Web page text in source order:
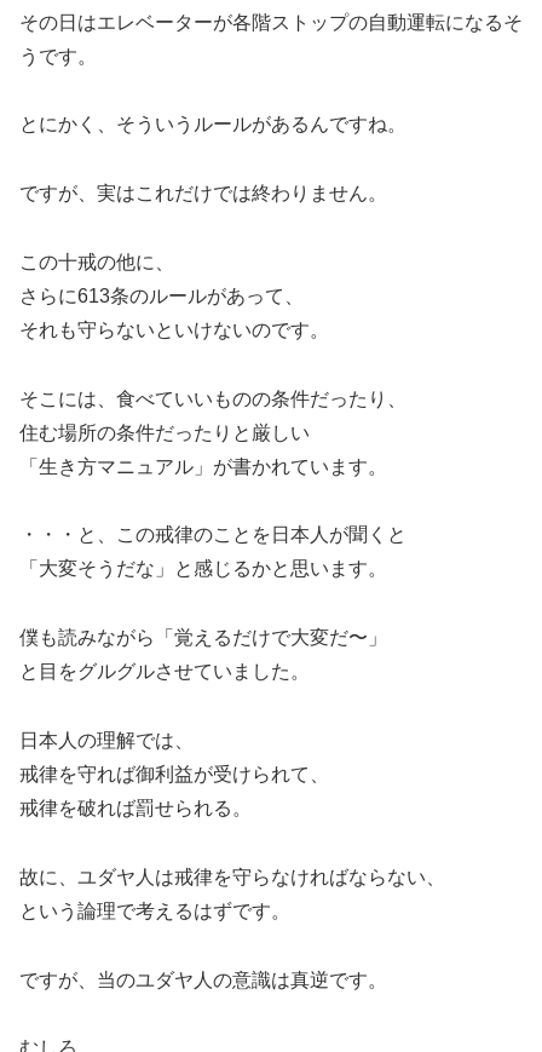
その日はエレベーターが各階ストップの自動運転になるそ
うです。
とにかく、そういうルールがあるんですね。
ですが、実はこれだけでは終わりません。
この十戒の他に、
さらに613条のルールがあって、
それも守らないといけないのです。
そこには、食べていいものの条件だったり、
住む場所の条件だったりと厳しい
「生き方マニュアル」が書かれています。
・・・と、この戒律のことを日本人が聞くと
「大変そうだな」と感じるかと思います。
僕も読みながら「覚えるだけで大変だ〜」
と目をグルグルさせていました。
日本人の理解では、
戒律を守れば御利益が受けられて、
戒律を破れば罰せられる。
故に、ユダヤ人は戒律を守らなければならない、
という論理で考えるはずです。
ですが、当のユダヤ人の意識は真逆です。